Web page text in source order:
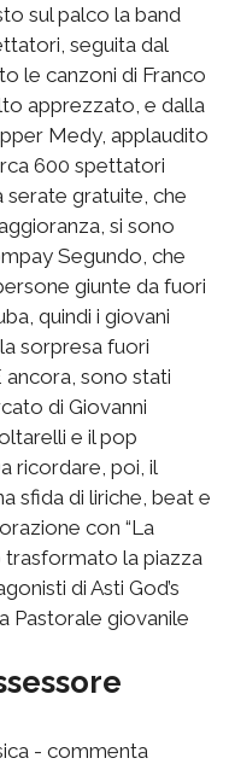
sul palco la band
seguita dal
le canzoni di Franco
apprezzato, e dalla
Medy, applaudito
600 spettatori
serate gratuite, che
si sono
Segundo, che
giunte da fuori
quindi i giovani
sorpresa fuori
ancora, sono stati
di Giovanni
e il pop
ricordare, poi, il
sfida di liriche, beat e
con “La
trasformato la piazza
di Asti God’s
Pastorale giovanile
- commenta